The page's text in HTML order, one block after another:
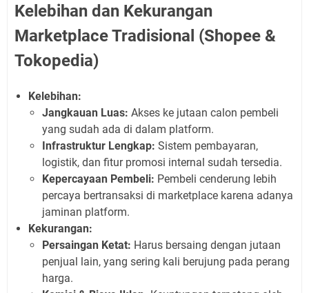
Kelebihan dan Kekurangan
Marketplace Tradisional (Shopee &
Tokopedia)
Kelebihan:
Jangkauan Luas: Akses ke jutaan calon pembeli
yang sudah ada di dalam platform.
Infrastruktur Lengkap: Sistem pembayaran,
logistik, dan fitur promosi internal sudah tersedia.
Kepercayaan Pembeli: Pembeli cenderung lebih
percaya bertransaksi di marketplace karena adanya
jaminan platform.
Kekurangan:
Persaingan Ketat: Harus bersaing dengan jutaan
penjual lain, yang sering kali berujung pada perang
harga.